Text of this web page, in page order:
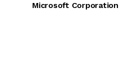
Microsoft Corporation